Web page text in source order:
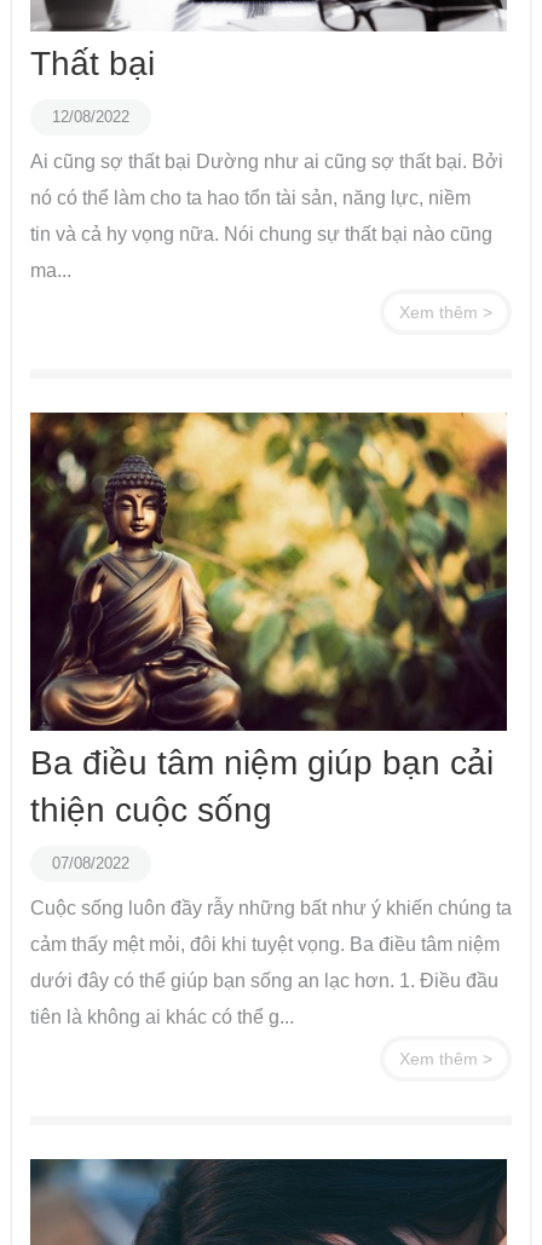
Thất bại
12/08/2022
Ai cũng sợ thất bại Dường như ai cũng sợ thất bại. Bởi
nó có thể làm cho ta hao tổn tài sản, năng lực, niềm
tin và cả hy vọng nữa. Nói chung sự thất bại nào cũng
ma...
Xem thêm >
Ba điều tâm niệm giúp bạn cải
thiện cuộc sống
07/08/2022
Cuộc sống luôn đầy rẫy những bất như ý khiến chúng ta
cảm thấy mệt mỏi, đôi khi tuyệt vọng. Ba điều tâm niệm
dưới đây có thể giúp bạn sống an lạc hơn. 1. Điều đầu
tiên là không ai khác có thể g...
Xem thêm >